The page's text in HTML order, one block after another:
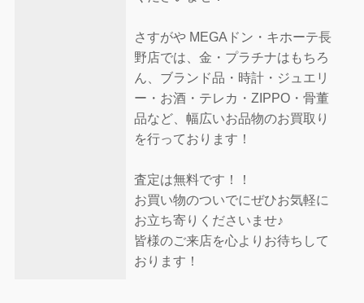
さすがや MEGAドン・キホーテ長
野店では、金・プラチナはもちろ
ん、ブランド品・時計・ジュエリ
ー・お酒・テレカ・ZIPPO・骨董
品など、幅広いお品物のお買取り
を行っております！
査定は無料です！！
お買い物のついでにぜひお気軽に
お立ち寄りくださいませ♪
皆様のご来店を心よりお待ちして
おります！